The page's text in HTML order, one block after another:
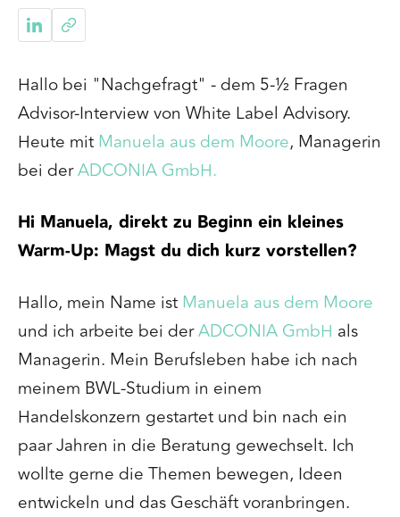
Hallo bei "Nachgefragt" - dem 5-½ Fragen
Advisor-Interview von White Label Advisory.
Heute mit Manuela aus dem Moore, Managerin
bei derADCONIA GmbH.
Hi Manuela, direkt zu Beginn ein kleines
Warm-Up: Magst du dich kurz vorstellen?
Hallo, mein Name ist Manuela aus dem Moore
und ich arbeite bei derADCONIA GmbH als
Managerin. Mein Berufsleben habe ich nach
meinem BWL-Studium in einem
Handelskonzern gestartet und bin nach ein
paar Jahren in die Beratung gewechselt. Ich
wollte gerne die Themen bewegen, Ideen
entwickeln und das Geschäft voranbringen.